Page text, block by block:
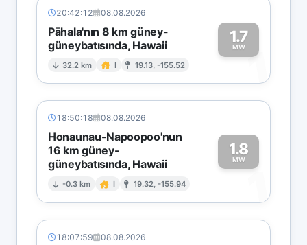
20:42:12 08.08.2026
Pāhala'nın 8 km güney-
güneybatısında, Hawaii
32.2 km I 19.13, -155.52
1.7
MW1
18:50:18 08.08.2026
Honaunau-Napoopoo'nun
16 km güney-
güneybatısında, Hawaii
-0.3 km I 19.32, -155.94
1.8
MW
1
18:07:59 08.08.2026